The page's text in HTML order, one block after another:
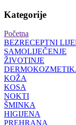
Kategorije
Početna
BEZRECEPTNI
SAMOLIJEČENJE
ŽIVOTINJE
KOŽA
KOSA
NOKTI
ŠMINKA
HIGIJENA
PREHRANA